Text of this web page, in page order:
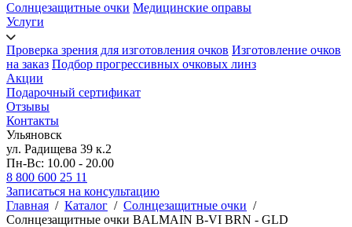
Солнцезащитные очки Медицинские оправы
Услуги
Проверка зрения для изготовления очков Изготовление очков
на заказ Подбор прогрессивных очковых линз
Акции
Подарочный сертификат
Отзывы
Контакты
Ульяновск
ул. Радищева 39 к.2
Пн-Вс: 10.00 - 20.00
8 800 600 25 11
Записаться на консультацию
Главная / Каталог / Солнцезащитные очки /
Солнцезащитные очки BALMAIN B-VI BRN - GLD